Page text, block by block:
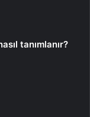
tanımlanır?